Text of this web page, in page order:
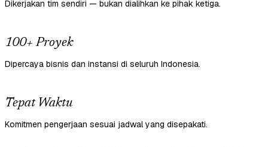
Dikerjakan tim sendiri — bukan dialihkan ke pihak ketiga.
100+ Proyek
Dipercaya bisnis dan instansi di seluruh Indonesia.
Tepat Waktu
Komitmen pengerjaan sesuai jadwal yang disepakati.